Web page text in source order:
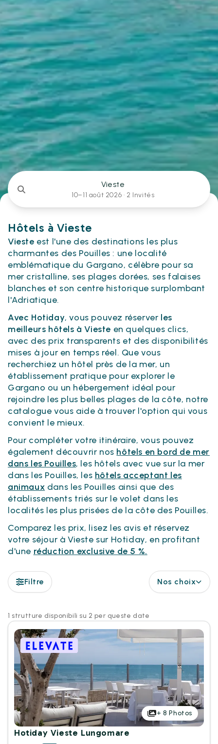
Vieste
10–11 août 2026 · 2 Invités
Hôtels à Vieste
Vieste est l'une des destinations les plus
charmantes des Pouilles : une localité
emblématique du Gargano, célèbre pour sa
mer cristalline, ses plages dorées, ses falaises
blanches et son centre historique surplombant
l'Adriatique.
Avec Hotiday, vous pouvez réserverles
meilleurs hôtels à Vieste en quelques clics,
avec des prix transparents et des disponibilités
mises à jour en temps réel. Que vous
recherchiez un hôtel près de la mer, un
établissement pratique pour explorer le
Gargano ou un hébergement idéal pour
rejoindre les plus belles plages de la côte, notre
catalogue vous aide à trouver l'option qui vous
convient le mieux.
Pour compléter votre itinéraire, vous pouvez
également découvrir nos hôtels en bord de mer
dans les Pouilles, les hôtels avec vue sur la mer
dans les Pouilles, les hôtels acceptant les
animaux dans les Pouilles ainsi que des
établissements triés sur le volet dans les
localités les plus prisées de la côte des Pouilles.
Comparez les prix, lisez les avis et réservez
votre séjour à Vieste sur Hotiday, en profitant
d'une réduction exclusive de 5 %.
Filtre Nos choix
1 strutture disponibili su 2 per queste date
+8 Photos
Hotiday Vieste Lungomare